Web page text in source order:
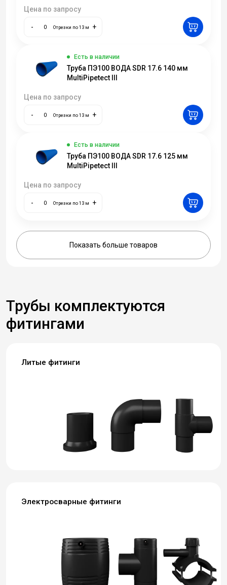
Цена по запросу
- Отрезки по 13 м +
Есть в наличии
Труба ПЭ100 ВОДА SDR 17.6 140 мм
MultiPipetect III
Цена по запросу
- Отрезки по 13 м +
Есть в наличии
Труба ПЭ100 ВОДА SDR 17.6 125 мм
MultiPipetect III
Цена по запросу
- Отрезки по 13 м +
Показать больше товаров
Трубы комплектуются
фитингами
Литые фитинги
Электросварные фитинги